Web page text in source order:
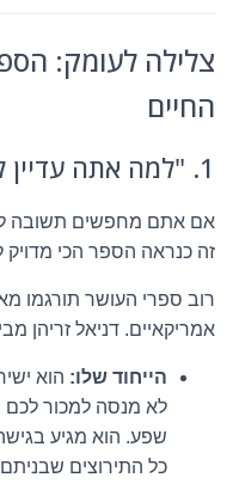
צלילה לעומק:
החיים
1. "למה אתה עדיין לא מיליונר" – דניאל זריהן
אם אתם מחפשים תשובה
זה כנראה הספר הכי מדויק
רוב ספרי העושר תורגמו
אמריקאיים. דניאל זריהן
הייחוד שלו: הוא
לא מנסה למכור לכם
שפע. הוא מגיע
כל התירוצים